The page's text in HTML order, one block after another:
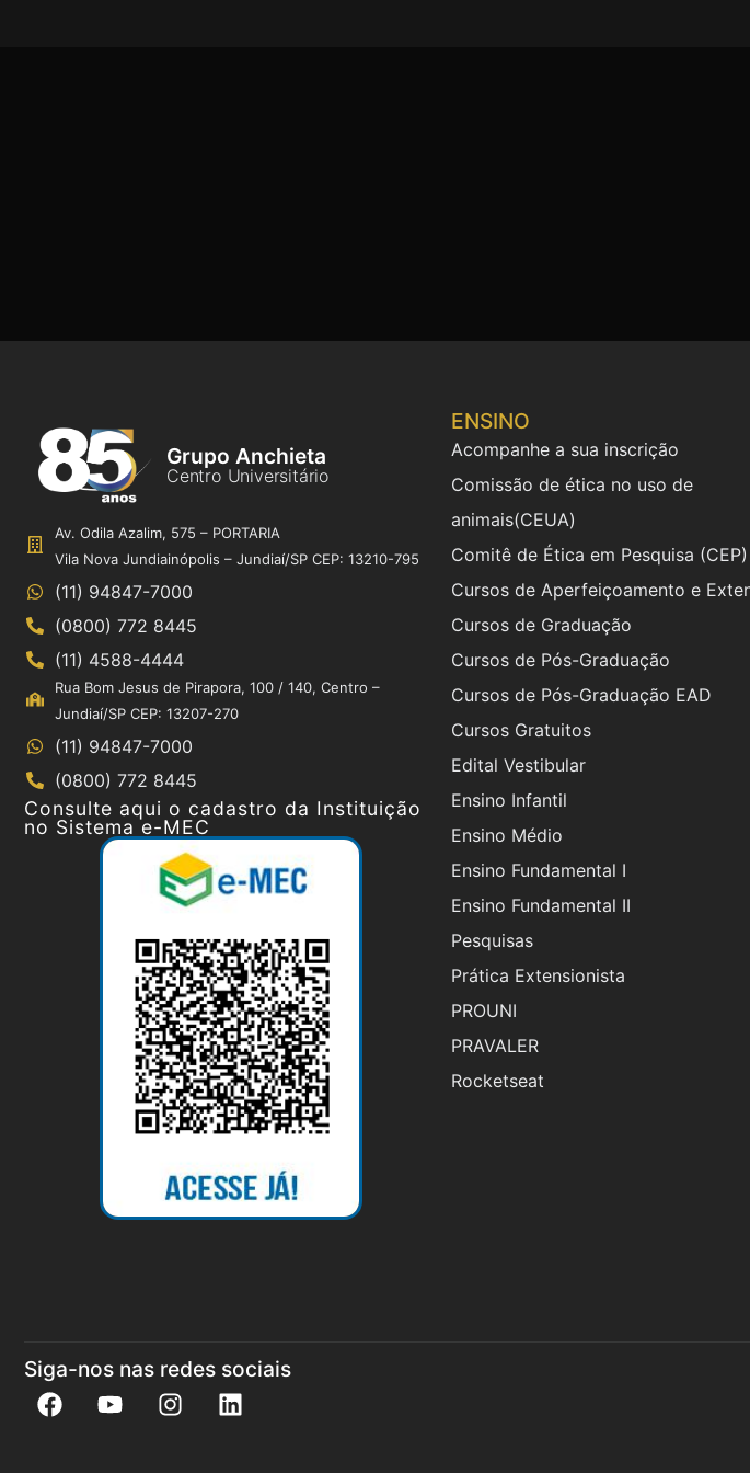
Grupo Anchieta
Centro Universitário
Av. Odila Azalim, 575 – PORTARIA
Vila Nova Jundiainópolis – Jundiaí/SP CEP: 13210-795
(11) 94847-7000
(0800) 772 8445
(11) 4588-4444
Rua Bom Jesus de Pirapora, 100 / 140, Centro –
Jundiaí/SP CEP: 13207-270
(11) 94847-7000
(0800) 772 8445
Consulte aqui o cadastro da Instituição
no Sistema e-MEC
ENSINO
Acompanhe a sua inscrição
Comissão de ética no uso de
animais(CEUA)
Comitê de Ética em Pesquisa (CEP)
Cursos de Aperfeiçoamento e
Cursos de Graduação
Cursos de Pós-Graduação
Cursos de Pós-Graduação EAD
Cursos Gratuitos
Edital Vestibular
Ensino Infantil
Ensino Médio
Ensino Fundamental I
Ensino Fundamental II
Pesquisas
Prática Extensionista
PROUNI
PRAVALER
Rocketseat
Siga-nos nas redes sociais